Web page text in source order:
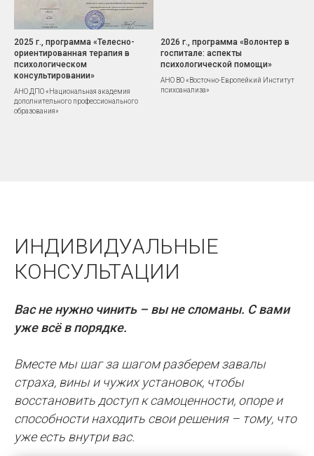
2025 г., программа «Телесно-
ориентированная терапия в
психологическом
консультировании»
АНО ДПО «Национальная академия
дополнительного профессионального
образования»
2026 г., программа «Волонтер в
госпитале: аспекты
психологической помощи»
АНО ВО «Восточно-Европейкий Институт
психоанализа»
ИНДИВИДУАЛЬНЫЕ
КОНСУЛЬТАЦИИ
Вас не нужно чинить – вы не сломаны. С вами
уже всё в порядке.
Вместе мы шаг за шагом разберем завалы
страха, вины и чужих установок, чтобы
восстановить доступ к самоценности, опоре и
способности находить свои решения – тому, что
уже есть внутри вас.